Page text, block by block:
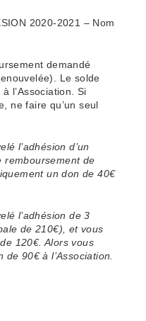
2020-2021 – Nom
demandé
Le solde
l’Association. Si
ne faire qu’un seul
l’adhésion d’un
remboursement de
un don de 40€
l’adhésion de 3
de 210€), et vous
120€. Alors vous
90€ à l’Association.